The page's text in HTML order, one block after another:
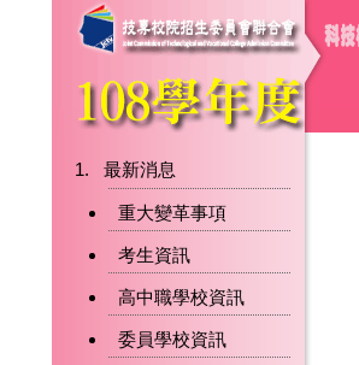
最新消息
重大變革事項
考生資訊
高中職學校資訊
委員學校資訊